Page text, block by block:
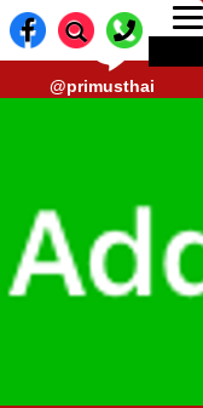
(40 คู่สาย)
lD-